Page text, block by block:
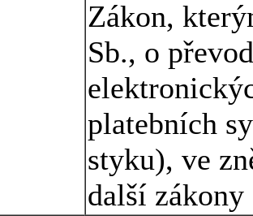
Zákon,
Sb., o
platebních
styku), ve
další zákony